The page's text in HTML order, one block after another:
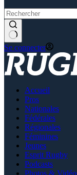
Se connecter
Accueil
Pros
Nationales
Fédérales
Régionales
Féminines
Jeunes
Esprit Rugby
Podcasts
Photos &